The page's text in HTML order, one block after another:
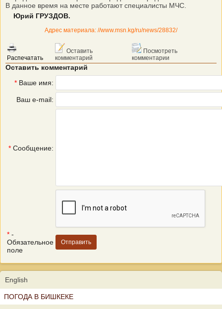
В данное время на месте работают специалисты МЧС.
Юрий ГРУЗДОВ.
Адрес материала: //www.msn.kg/ru/news/28832/
Распечатать
Оставить
комментарий
Посмотреть
комментарии
Оставить комментарий
* Ваше имя:
Ваш e-mail:
* Сообщение:
* -
Обязательное
поле
English
ПОГОДА В БИШКЕКЕ